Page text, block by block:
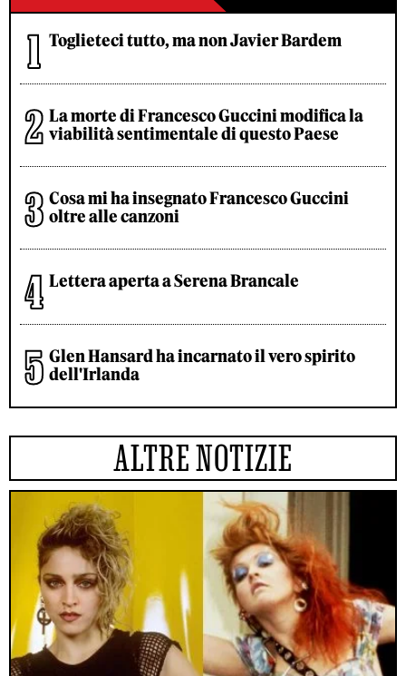
Toglieteci tutto, ma non Javier Bardem
La morte di Francesco Guccini modifica la
viabilità sentimentale di questo Paese
Cosa mi ha insegnato Francesco Guccini
oltre alle canzoni
Lettera aperta a Serena Brancale
Glen Hansard ha incarnato il vero spirito
dell'Irlanda
ALTRE NOTIZIE